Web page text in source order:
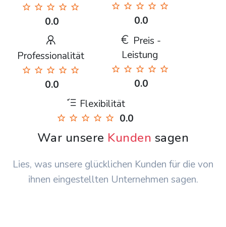
0.0 0.0
Professionalität
0.0
Preis -
Leistung
0.0
Flexibilität
0.0
War unsere Kunden sagen
Lies, was unsere glücklichen Kunden für die von
ihnen eingestellten Unternehmen sagen.